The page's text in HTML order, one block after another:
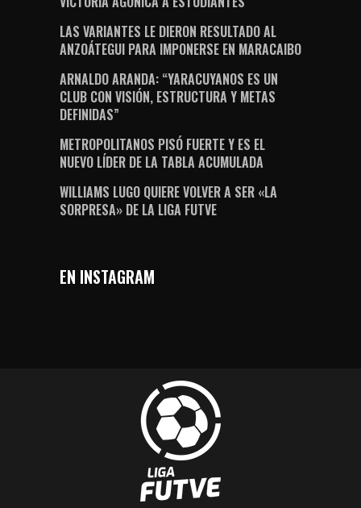
LAS VARIANTES LE DIERON RESULTADO AL
ANZOÁTEGUI PARA IMPONERSE EN MARACAIBO
ARNALDO ARANDA: “YARACUYANOS ES UN
CLUB CON VISIÓN, ESTRUCTURA Y METAS
DEFINIDAS”
METROPOLITANOS PISÓ FUERTE Y ES EL
NUEVO LÍDER DE LA TABLA ACUMULADA
WILLIAMS LUGO QUIERE VOLVER A SER «LA
SORPRESA» DE LA LIGA FUTVE
EN INSTAGRAM